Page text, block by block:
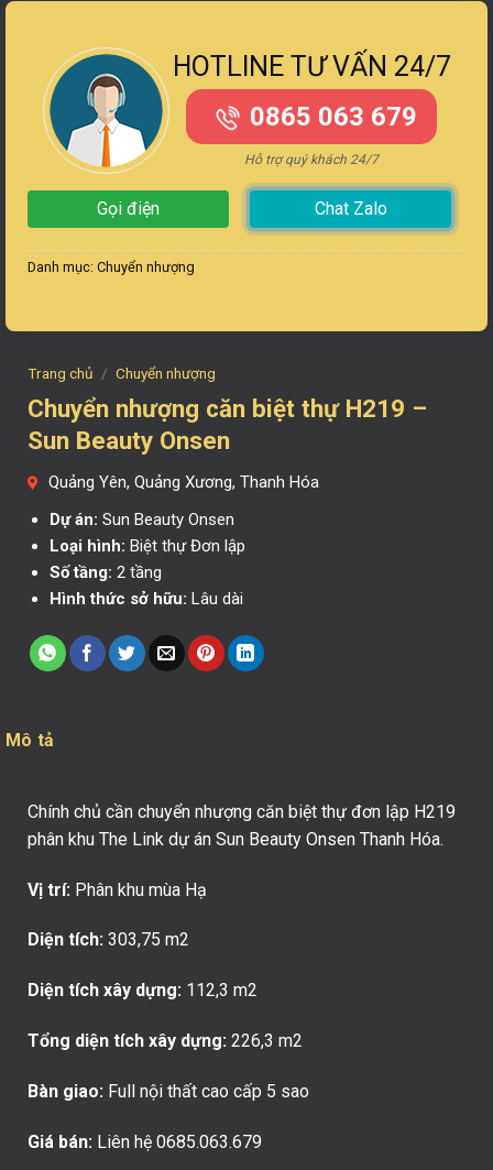
Trang chủ / Chuyển nhượng
Chuyển nhượng căn biệt thự H219 –
Sun Beauty Onsen
Quảng Yên, Quảng Xương, Thanh Hóa
Dự án: Sun Beauty Onsen
Loại hình: Biệt thự Đơn lập
Số tầng: 2 tầng
Hình thức sở hữu: Lâu dài
HOTLINE TƯ VẤN 24/7
0865 063 679
Hỗ trợ quý khách 24/7
Gọi điện Chat Zalo
Danh mục: Chuyển nhượng
Mô tả
Chính chủ cần chuyển nhượng căn biệt thự đơn lập H219
phân khu The Link dự án Sun Beauty Onsen Thanh Hóa.
Vị trí: Phân khu mùa Hạ
Diện tích: 303,75 m2
Diện tích xây dựng: 112,3 m2
Tổng diện tích xây dựng: 226,3 m2
Bàn giao: Full nội thất cao cấp 5 sao
Giá bán: Liên hệ 0685.063.679